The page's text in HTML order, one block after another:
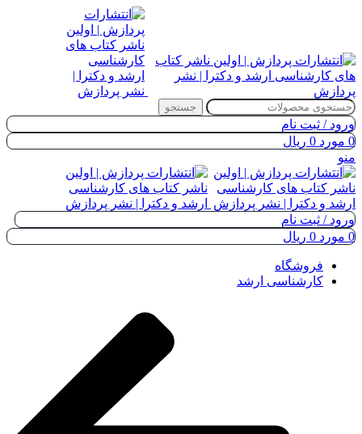
جستجو
ورود / ثبت نام
0 مورد 0 ریال
منو
ورود / ثبت نام
0 مورد 0 ریال
فروشگاه
کارشناسی ارشد